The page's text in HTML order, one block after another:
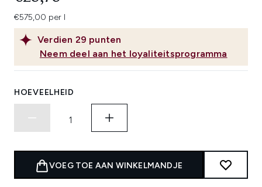
Verdien 29 punten
Neem deel aan het loyaliteitsprogramma
€575,00 per l
HOEVEELHEID
VOEG TOE AAN WINKELMANDJE